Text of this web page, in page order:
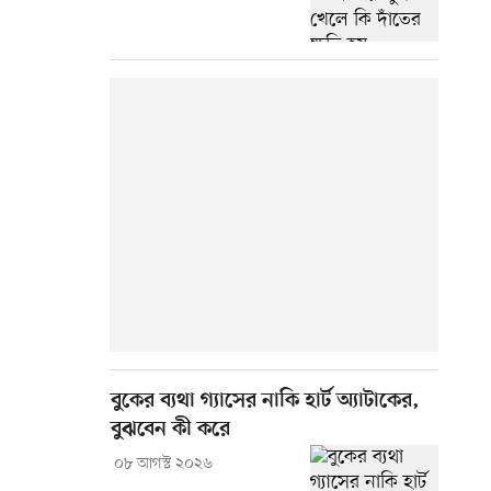
বুকের ব্যথা গ্যাসের নাকি হার্ট অ্যাটাকের,
বুঝবেন কী করে
০৮ আগস্ট ২০২৬